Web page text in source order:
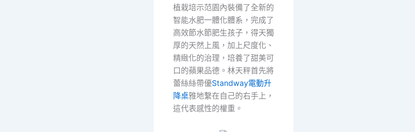
植栽培示范園內裝備了全新的
智能水肥一體化體系，完成了
高效節水節肥生孩子，得天獨
厚的天然上風，加上尺度化、
精緻化的治理，培養了甜美可
口的蘋果品德。林天秤首先將
蕾絲絲帶優Standway電動升
降桌雅地繫在自己的右手上，
這代表感性的權重。